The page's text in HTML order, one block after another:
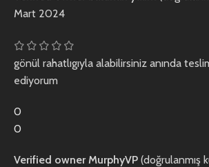
Mart 2024
gönül rahatlıgıyla alabilirsiniz anında
ediyorum
0
0
Verified owner MurphyVP (doğrulanmış